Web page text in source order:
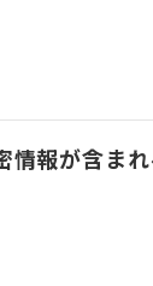
情報が含ま